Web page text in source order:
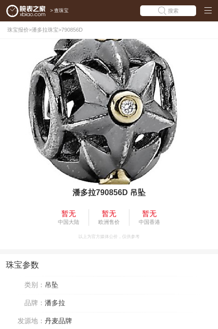
> 查珠宝 搜索
珠宝报价>潘多拉珠宝>790856D
潘多拉790856D 吊坠
暂无
中国大陆
暂无
欧洲售价
暂无
中国香港
以上为官方媒体公价，仅供参考
珠宝参数
类别： 吊坠
品牌： 潘多拉
发源地： 丹麦品牌